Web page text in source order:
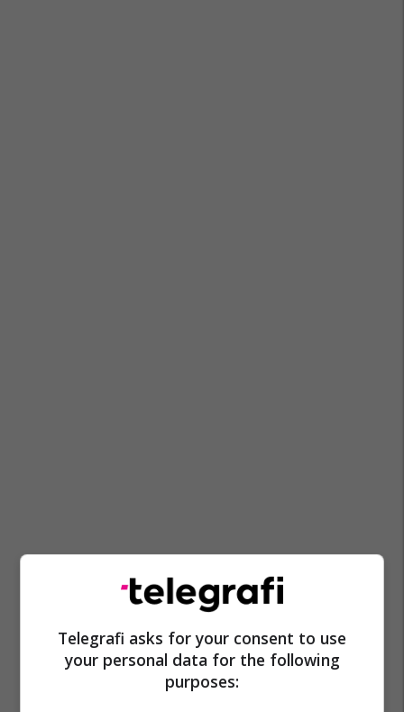
Telegrafi asks for your consent to use
your personal data for the following
purposes: